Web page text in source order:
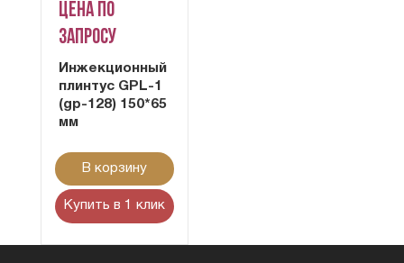
Цена по
запросу
Инжекционный
плинтус GPL-1
(gp-128) 150*65
мм
В корзину
Купить в 1 клик